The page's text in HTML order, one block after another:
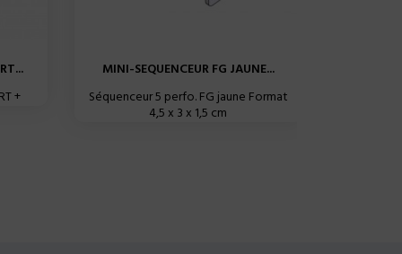
+
MINI-SEQUENCEUR FG JAUNE...
Séquenceur 5 perfo. FG jaune Format
4,5 x 3 x 1,5 cm